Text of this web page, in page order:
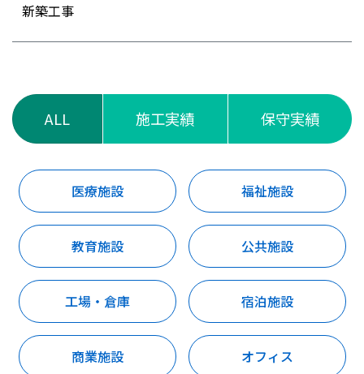
新築工事
ALL 施工実績 保守実績
医療施設 福祉施設
教育施設 公共施設
工場・倉庫 宿泊施設
商業施設 オフィス